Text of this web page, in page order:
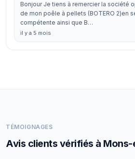
Bonjour Je tiens à remercier la société
de mon poêle à pellets (BOTERO 2)en
compétente ainsi que B…
il y a 5 mois
TÉMOIGNAGES
Avis clients vérifiés à